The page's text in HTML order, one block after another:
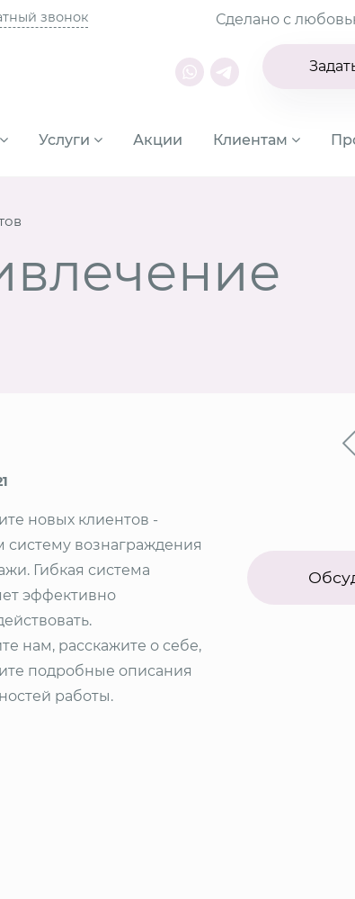
звонок Сделано с
Услуги Акции Клиентам
новых клиентов -
систему вознаграждения
Гибкая система
эффективно
нам, расскажите о себе,
подробные описания
работы.